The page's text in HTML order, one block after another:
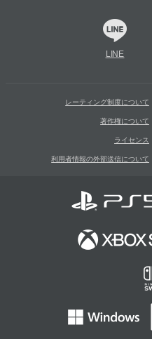
LINE
レーティング制度について
著作権について
ライセンス
利用者情報の外部送信について